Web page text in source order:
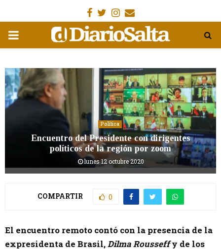
Facebook
Gorjeo
Instagram
Email
MENÚ
Política
Encuentro del Presidente con dirigentes
políticos de la región por zoom
lunes 12 octubre 2020
COMPARTIR 0
El encuentro remoto contó con la presencia de la
expresidenta de Brasil,Dilma Rousseffy de los